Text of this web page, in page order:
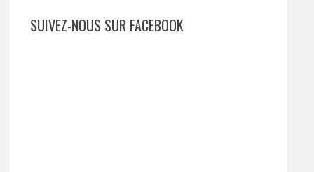
SUIVEZ-NOUS SUR FACEBOOK